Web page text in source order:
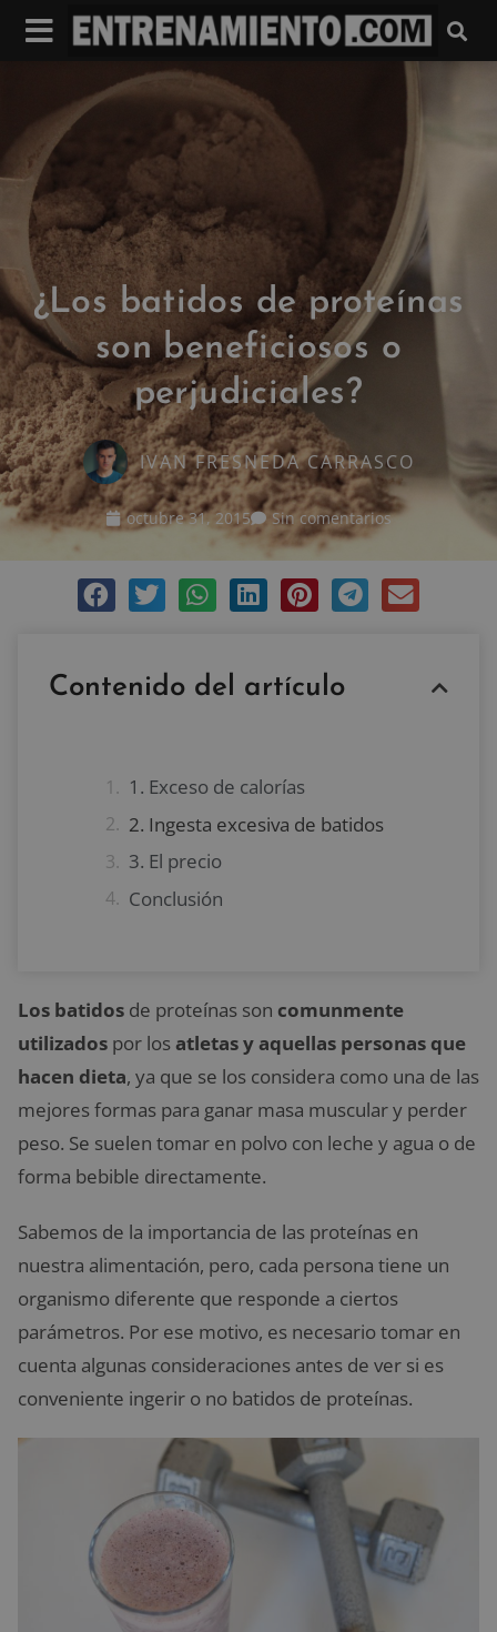
¿Los batidos de proteínas
son beneficiosos o
perjudiciales?
IVAN FRESNEDA CARRASCO
octubre 31, 2015 Sin comentarios
Contenido del artículo
1. Exceso de calorías
2. Ingesta excesiva de batidos
3. El precio
Conclusión
Los batidos de proteínas son comunmente
utilizados por los atletas y aquellas personas que
hacen dieta, ya que se los considera como una de las
mejores formas para ganar masa muscular y perder
peso. Se suelen tomar en polvo con leche y agua o de
forma bebible directamente.
Sabemos de la importancia de las proteínas en
nuestra alimentación, pero, cada persona tiene un
organismo diferente que responde a ciertos
parámetros. Por ese motivo, es necesario tomar en
cuenta algunas consideraciones antes de ver si es
conveniente ingerir o no batidos de proteínas.